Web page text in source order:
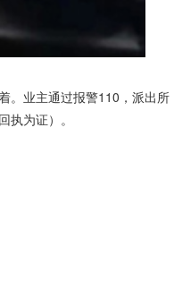
。业主通过报警110，派出所
为证）。